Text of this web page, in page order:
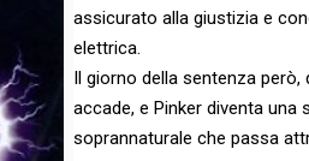
assicurato alla giustizia e
elettrica.
Il giorno della sentenza però,
accade, e Pinker diventa una
soprannaturale che passa